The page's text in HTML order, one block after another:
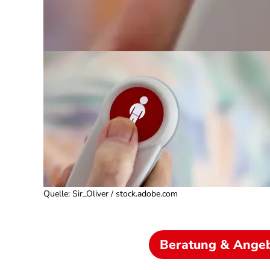
Quelle: Sir_Oliver / stock.adobe.com
Beratung &